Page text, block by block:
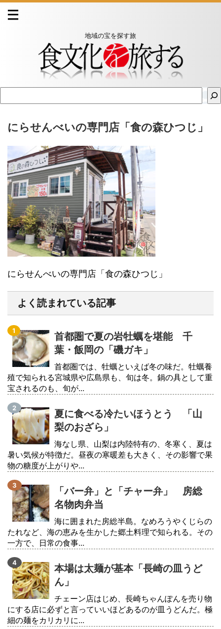
地域の宝を探す旅
にらせんべいの専門店「食の森ひつじ」
にらせんべいの専門店「食の森ひつじ」
よく読まれている記事
首都圏で夏の岩牡蠣を堪能 千
葉・飯岡の「磯ガキ」
首都圏では、牡蠣といえば冬の味だ。牡蠣養
殖で知られる宮城県や広島県も、旬は冬。鍋の具として重
宝されるのも、旬が...
夏に食べる冷たいほうとう 「山
梨のおざら」
海なし県、山梨は内陸特有の、冬寒く、夏は
暑い気候が特徴だ。昼夜の寒暖差も大きく、その影響で果
物の糖度が上がりや...
「バー弁」と「チャー弁」 房総
名物肉弁当
海に囲まれた房総半島。なめろうやくじらの
たれなど、海の恵みを生かした郷土料理で知られる。その
一方で、日常の食事...
本場は太麺が基本「長崎の皿うど
ん」
チェーン店はじめ、長崎ちゃんぽんを売り物
にする店に必ずと言っていいほどあるのが皿うどんだ。極
細の麺をカリカリに...